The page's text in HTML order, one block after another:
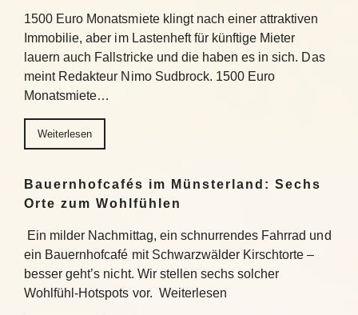
1500 Euro Monatsmiete klingt nach einer attraktiven
Immobilie, aber im Lastenheft für künftige Mieter
lauern auch Fallstricke und die haben es in sich. Das
meint Redakteur Nimo Sudbrock. 1500 Euro
Monatsmiete…
Weiterlesen
Bauernhofcafés im Münsterland: Sechs
Orte zum Wohlfühlen
Ein milder Nachmittag, ein schnurrendes Fahrrad und
ein Bauernhofcafé mit Schwarzwälder Kirschtorte –
besser geht’s nicht. Wir stellen sechs solcher
Wohlfühl-Hotspots vor. Weiterlesen